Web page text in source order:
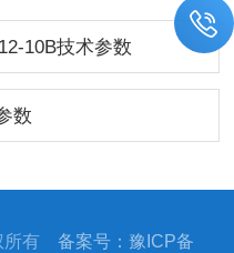
10B技术参数
数
所有备案号：豫ICP备